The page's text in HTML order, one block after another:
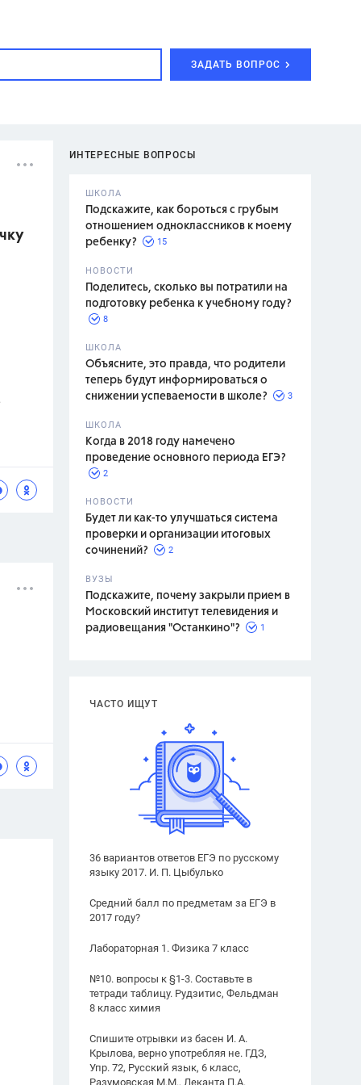
ЗАДАТЬ ВОПРОС
ИНТЕРЕСНЫЕ ВОПРОСЫ
ШКОЛА
Подскажите, как бороться с грубым
отношением одноклассников к моему
ребенку?
15
НОВОСТИ
Поделитесь, сколько вы потратили на
подготовку ребенка к учебному году?
8
ШКОЛА
Объясните, это правда, что родители
теперь будут информироваться о
снижении успеваемости в школе?
3
ШКОЛА
Когда в 2018 году намечено
проведение основного периода ЕГЭ?
2
НОВОСТИ
Будет ли как-то улучшаться система
проверки и организации итоговых
сочинений?
2
ВУЗЫ
Подскажите, почему закрыли прием в
Московский институт телевидения и
радиовещания "Останкино"?
1
ЧАСТО ИЩУТ
36 вариантов ответов ЕГЭ по русскому
языку 2017. И. П. Цыбулько
Средний балл по предметам за ЕГЭ в
2017 году?
Лабораторная 1. Физика 7 класс
№10. вопросы к §1-3. Составьте в
тетради таблицу. Рудзитис, Фельдман
8 класс химия
Спишите отрывки из басен И. А.
Крылова, верно употребляя не. ГДЗ,
Упр. 72, Русский язык, 6 класс,
Разумовская М.М., Леканта П.А.